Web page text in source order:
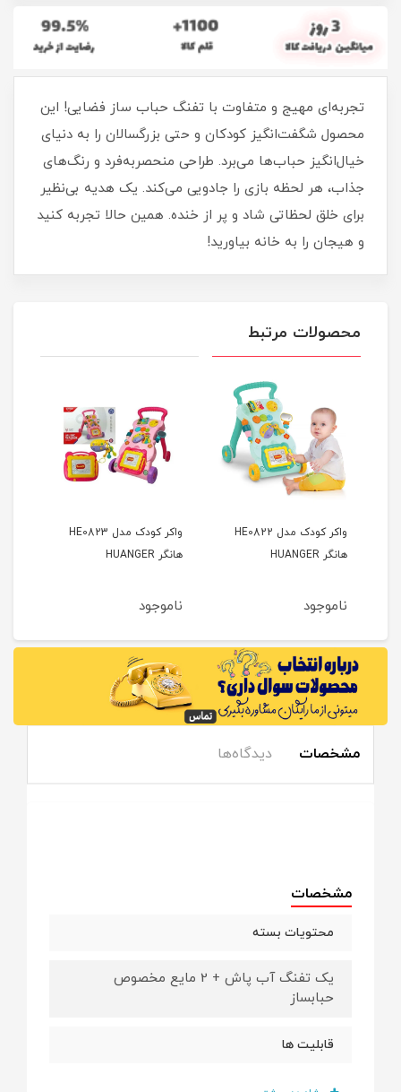
تجربه‌ای مهیج و متفاوت با تفنگ حباب ساز فضایی! این
محصول شگفت‌انگیز کودکان و حتی بزرگسالان را به دنیای
خیال‌انگیز حباب‌ها می‌برد. طراحی منحصربه‌فرد و رنگ‌های
جذاب، هر لحظه بازی را جادویی می‌کند. یک هدیه بی‌نظیر
برای خلق لحظاتی شاد و پر از خنده. همین حالا تجربه کنید
و هیجان را به خانه بیاورید!
محصولات مرتبط
واکر کودک مدل HE0822
هانگر HUANGER
ناموجود
واکر کودک مدل HE0823
هانگر HUANGER
ناموجود
مشخصات دیدگاه‌ها
مشخصات
محتویات بسته
یک تفنگ آب پاش + 2 مایع مخصوص
حبابساز
قابلیت ها